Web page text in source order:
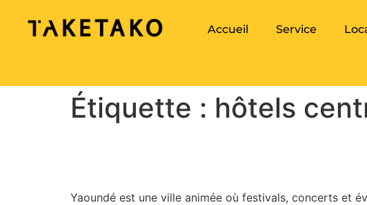
Accueil Service
Étiquette : hôtels
Yaoundé est une ville animée où festivals, concerts et